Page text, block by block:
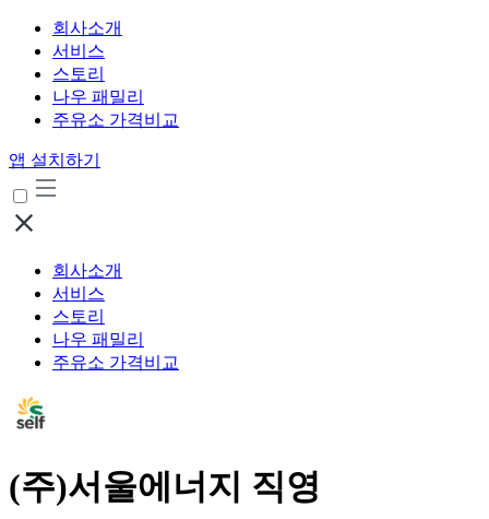
회사소개
서비스
스토리
나우 패밀리
주유소 가격비교
앱 설치하기
회사소개
서비스
스토리
나우 패밀리
주유소 가격비교
(주)서울에너지 직영